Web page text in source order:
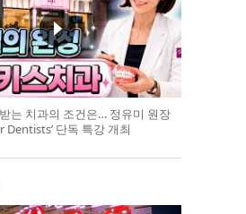
는 치과의 조건은… 정유미 원장
Dentists’ 단독 특강 개최